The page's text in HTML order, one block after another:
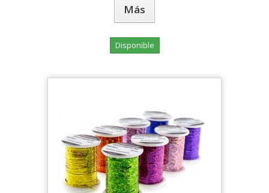
Más
Disponible